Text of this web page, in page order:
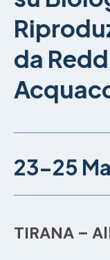
da
23-25
TIRANA –